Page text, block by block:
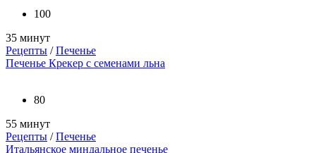
100
35 минут
Рецепты /Печенье
Печенье Крекер с семенами льна
80
55 минут
Рецепты /Печенье
Итальянское миндальное печенье